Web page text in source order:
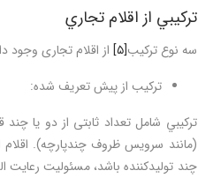
تركيبي از اقلام تجاري
سه نوع تركيب[۵]
از اقلام تجاری وجود
تركيب از پیش تعریف شده:
(مانند سرويس ظروف چندپارچه).